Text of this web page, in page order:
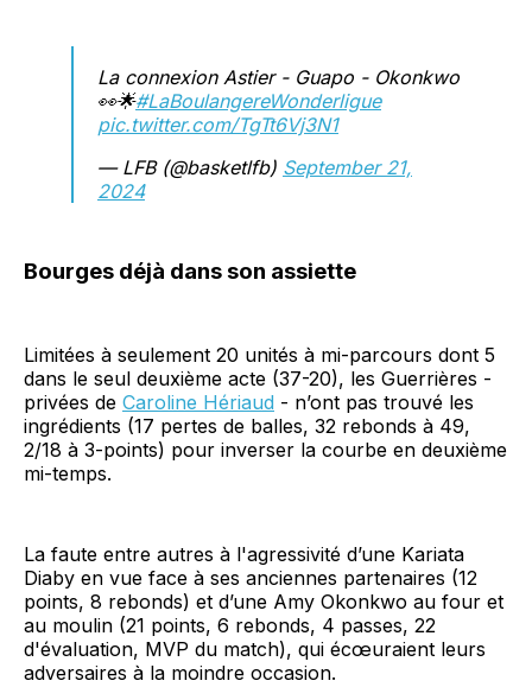
La connexion Astier - Guapo - Okonkwo
👀🌟#LaBoulangereWonderligue
pic.twitter.com/TgTt6Vj3N1
— LFB (@basketlfb) September 21,
2024
Bourges déjà dans son assiette
Limitées à seulement 20 unités à mi-parcours dont 5
dans le seul deuxième acte (37-20), les Guerrières -
privées de Caroline Hériaud - n’ont pas trouvé les
ingrédients (17 pertes de balles, 32 rebonds à 49,
2/18 à 3-points) pour inverser la courbe en deuxième
mi-temps.
La faute entre autres à l'agressivité d’une Kariata
Diaby en vue face à ses anciennes partenaires (12
points, 8 rebonds) et d’une Amy Okonkwo au four et
au moulin (21 points, 6 rebonds, 4 passes, 22
d'évaluation, MVP du match), qui écœuraient leurs
adversaires à la moindre occasion.